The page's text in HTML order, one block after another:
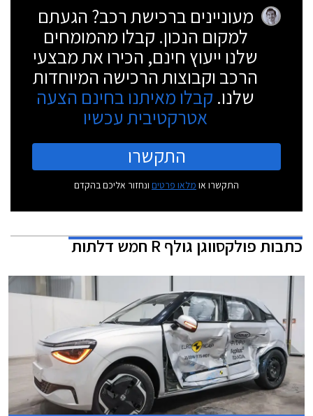
מעוניינים ברכישת רכב? הגעתם
למקום הנכון. קבלו מהמומחים
שלנו ייעוץ חינם, הכירו את מבצעי
הרכב וקבוצות הרכישה המיוחדות
שלנו. קבלו מאיתנו בחינם הצעה
אטרקטיבית עכשיו
התקשרו
התקשרו או מלאו פרטים ונחזור אליכם בהקדם
כתבותפולקסווגן גולף R חמש דלתות